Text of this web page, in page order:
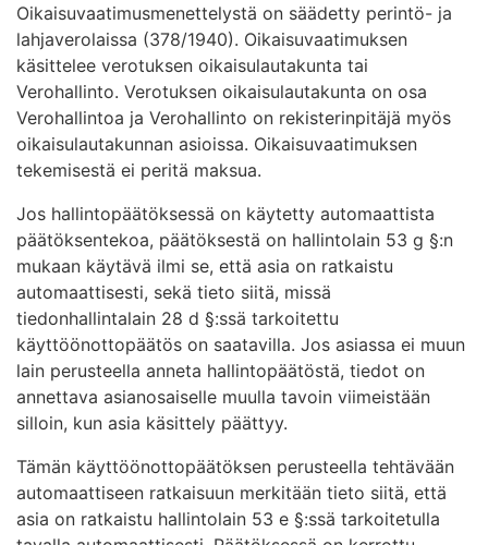
Oikaisuvaatimusmenettelystä on säädetty perintö- ja
lahjaverolaissa (378/1940). Oikaisuvaatimuksen
käsittelee verotuksen oikaisulautakunta tai
Verohallinto. Verotuksen oikaisulautakunta on osa
Verohallintoa ja Verohallinto on rekisterinpitäjä myös
oikaisulautakunnan asioissa. Oikaisuvaatimuksen
tekemisestä ei peritä maksua.
Jos hallintopäätöksessä on käytetty automaattista
päätöksentekoa, päätöksestä on hallintolain 53 g §:n
mukaan käytävä ilmi se, että asia on ratkaistu
automaattisesti, sekä tieto siitä, missä
tiedonhallintalain 28 d §:ssä tarkoitettu
käyttöönottopäätös on saatavilla. Jos asiassa ei muun
lain perusteella anneta hallintopäätöstä, tiedot on
annettava asianosaiselle muulla tavoin viimeistään
silloin, kun asia käsittely päättyy.
Tämän käyttöönottopäätöksen perusteella tehtävään
automaattiseen ratkaisuun merkitään tieto siitä, että
asia on ratkaistu hallintolain 53 e §:ssä tarkoitetulla